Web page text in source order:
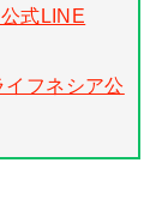
式LINE
イフネシア公